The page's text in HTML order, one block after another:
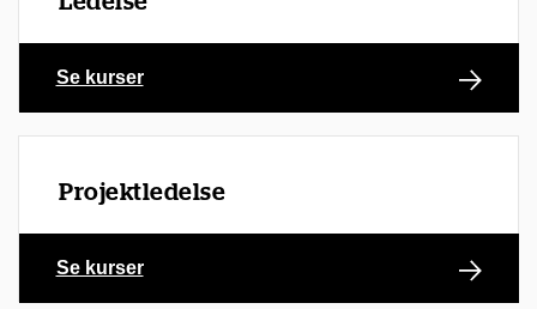
Se kurser
Projektledelse
Se kurser